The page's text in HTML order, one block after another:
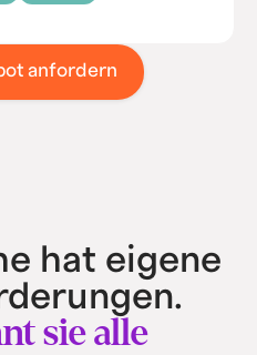
anfordern
hat eigene
sie alle